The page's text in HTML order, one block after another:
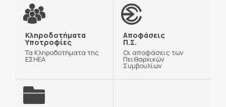
Κληροδοτήματα
Υποτροφίες
Τα Κληροδοτήματα της
ΕΣΗΕΑ
Αποφάσεις
Π.Σ.
Οι αποφάσεις των
Πειθαρχικών
Συμβουλίων